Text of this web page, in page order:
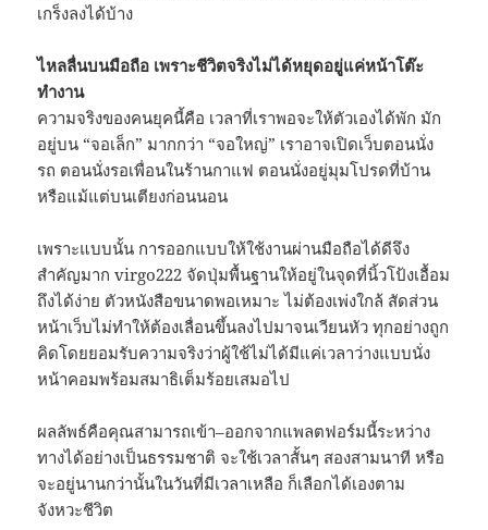
เกร็งลงได้บ้าง
ไหลลื่นบนมือถือ เพราะชีวิตจริงไม่ได้หยุดอยู่แค่หน้าโต๊ะ
ทำงาน
ความจริงของคนยุคนี้คือ เวลาที่เราพอจะให้ตัวเองได้พัก มัก
อยู่บน “จอเล็ก” มากกว่า “จอใหญ่” เราอาจเปิดเว็บตอนนั่ง
รถ ตอนนั่งรอเพื่อนในร้านกาแฟ ตอนนั่งอยู่มุมโปรดที่บ้าน
หรือแม้แต่บนเตียงก่อนนอน
เพราะแบบนั้น การออกแบบให้ใช้งานผ่านมือถือได้ดีจึง
สำคัญมาก virgo222 จัดปุ่มพื้นฐานให้อยู่ในจุดที่นิ้วโป้งเอื้อม
ถึงได้ง่าย ตัวหนังสือขนาดพอเหมาะ ไม่ต้องเพ่งใกล้ สัดส่วน
หน้าเว็บไม่ทำให้ต้องเลื่อนขึ้นลงไปมาจนเวียนหัว ทุกอย่างถูก
คิดโดยยอมรับความจริงว่าผู้ใช้ไม่ได้มีแค่เวลาว่างแบบนั่ง
หน้าคอมพร้อมสมาธิเต็มร้อยเสมอไป
ผลลัพธ์คือคุณสามารถเข้า–ออกจากแพลตฟอร์มนี้ระหว่าง
ทางได้อย่างเป็นธรรมชาติ จะใช้เวลาสั้นๆ สองสามนาที หรือ
จะอยู่นานกว่านั้นในวันที่มีเวลาเหลือ ก็เลือกได้เองตาม
จังหวะชีวิต